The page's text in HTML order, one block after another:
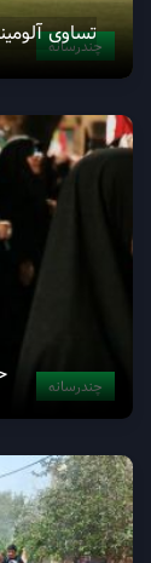
چندرسانه
تساوی
چندرسانه